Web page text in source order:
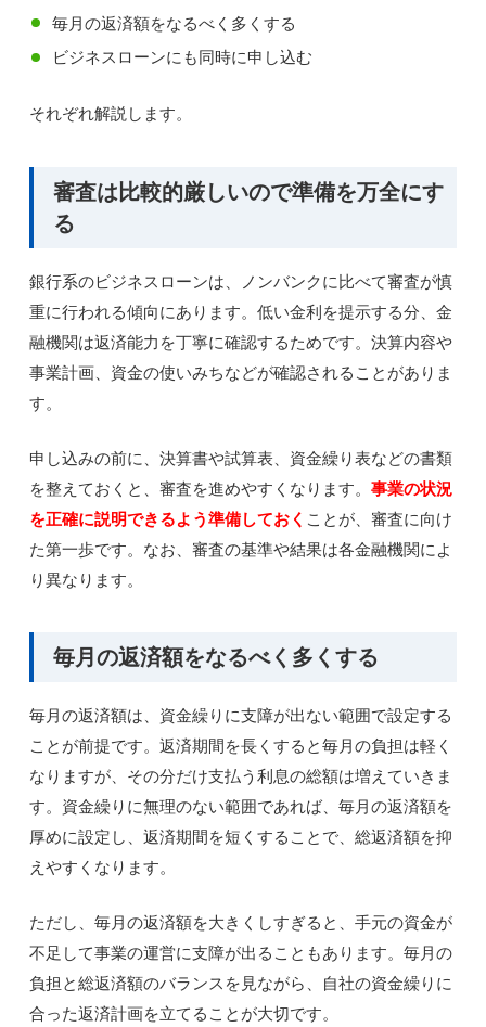
毎月の返済額をなるべく多くする
ビジネスローンにも同時に申し込む
それぞれ解説します。
審査は比較的厳しいので準備を万全にす
る
銀行系のビジネスローンは、ノンバンクに比べて審査が慎
重に行われる傾向にあります。低い金利を提示する分、金
融機関は返済能力を丁寧に確認するためです。決算内容や
事業計画、資金の使いみちなどが確認されることがありま
す。
申し込みの前に、決算書や試算表、資金繰り表などの書類
を整えておくと、審査を進めやすくなります。事業の状況
を正確に説明できるよう準備しておく ことが、審査に向け
た第一歩です。なお、審査の基準や結果は各金融機関によ
り異なります。
毎月の返済額をなるべく多くする
毎月の返済額は、資金繰りに支障が出ない範囲で設定する
ことが前提です。返済期間を長くすると毎月の負担は軽く
なりますが、その分だけ支払う利息の総額は増えていきま
す。資金繰りに無理のない範囲であれば、毎月の返済額を
厚めに設定し、返済期間を短くすることで、総返済額を抑
えやすくなります。
ただし、毎月の返済額を大きくしすぎると、手元の資金が
不足して事業の運営に支障が出ることもあります。毎月の
負担と総返済額のバランスを見ながら、自社の資金繰りに
合った返済計画を立てることが大切です。